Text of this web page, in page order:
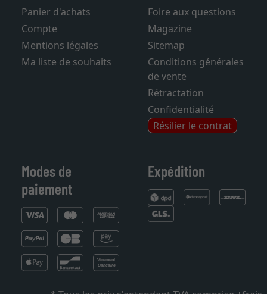
Contact
Panier d'achats
Compte
Mentions légales
Frais de livraison
Foire aux questions
Magazine
Sitemap
Conditions générales
de vente
Rétractation
Confidentialité
Résilier le contrat
Modes de
paiement
Expédition